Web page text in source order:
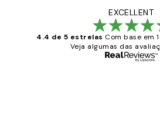
EXCELLENT
4.4 de 5 estrelas Com base em
Veja algumas das